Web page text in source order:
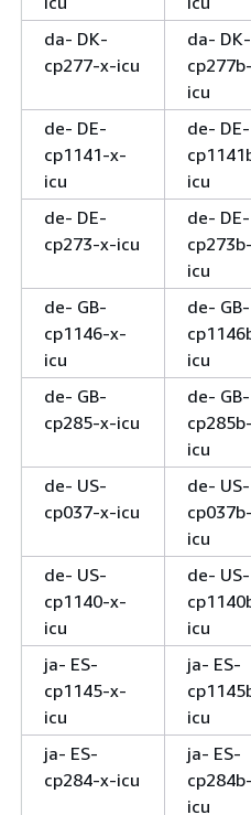
da- DK-
cp277-x-icu
da- DK-
icu
de- DE-
cp1141-x-
icu
de- DE-
icu
de- DE-
cp273-x-icu
de- DE-
icu
de- GB-
cp1146-x-
icu
de- GB-
icu
de- GB-
cp285-x-icu
de- GB-
icu
de- US-
cp037-x-icu
de- US-
icu
de- US-
cp1140-x-
icu
de- US-
icu
ja- ES-
cp1145-x-
icu
ja- ES-
icu
ja- ES-
cp284-x-icu
ja- ES-
icu